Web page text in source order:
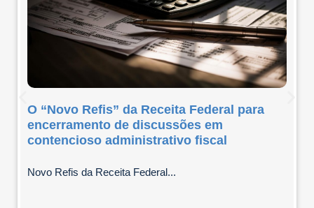
O “Novo Refis” da Receita Federal para
encerramento de discussões em
contencioso administrativo fiscal
Novo Refis da Receita Federal...